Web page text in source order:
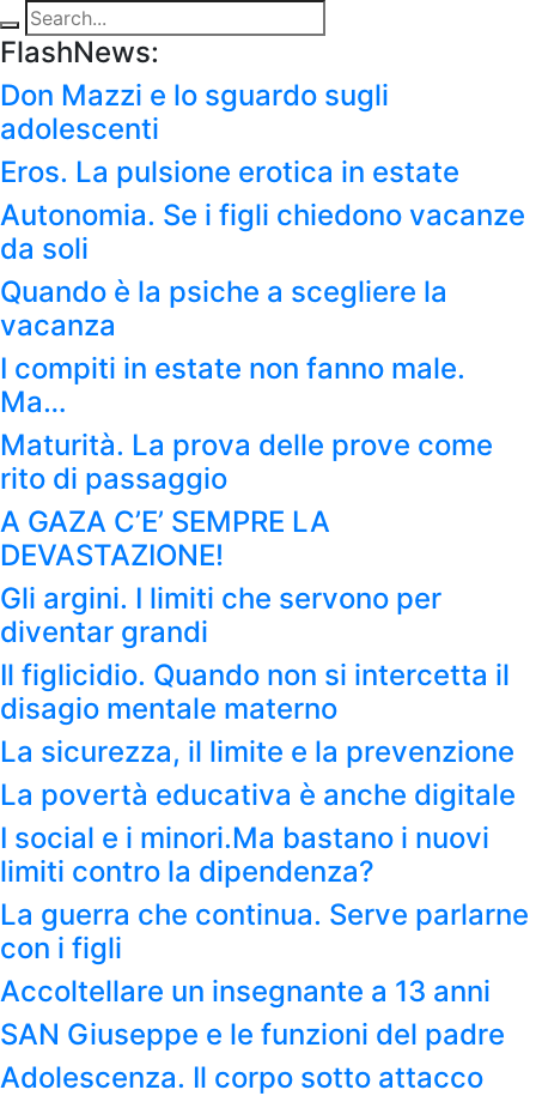
FlashNews:
Don Mazzi e lo sguardo sugli
adolescenti
Eros. La pulsione erotica in estate
Autonomia. Se i figli chiedono vacanze
da soli
Quando è la psiche a scegliere la
vacanza
I compiti in estate non fanno male.
Ma…
Maturità. La prova delle prove come
rito di passaggio
A GAZA C’E’ SEMPRE LA
DEVASTAZIONE!
Gli argini. I limiti che servono per
diventar grandi
Il figlicidio. Quando non si intercetta il
disagio mentale materno
La sicurezza, il limite e la prevenzione
La povertà educativa è anche digitale
I social e i minori.Ma bastano i nuovi
limiti contro la dipendenza?
La guerra che continua. Serve parlarne
con i figli
Accoltellare un insegnante a 13 anni
SAN Giuseppe e le funzioni del padre
Adolescenza. Il corpo sotto attacco